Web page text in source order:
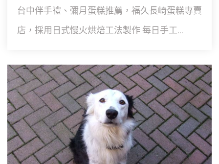
台中伴手禮、彌月蛋糕推薦，福久長崎蛋糕專賣
店，採用日式慢火烘焙工法製作 每日手工...